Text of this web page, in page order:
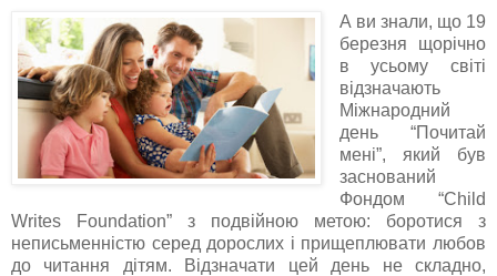
А ви знали, що 19
березня щорічно
в усьому світі
відзначають
Міжнародний
день “Почитай
мені”, який був
заснований
Фондом “Child
Writes Foundation” з подвійною метою: боротися з
неписьменністю серед дорослих і прищеплювати любов
до читання дітям. Відзначати цей день не складно,